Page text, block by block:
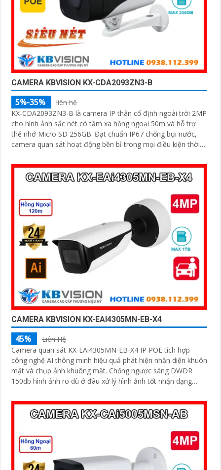
CAMERA KBVISION KX-CDA2093ZN3-B
5%-35%
liên hệ
KX-CDA2093ZN3-B là camera IP thân cố định ngoài trời 2MP
cho hình ảnh sắc nét có tầm xa hồng ngoại 50m và hỗ trợ
thẻ nhớ Micro SD 256GB. Đạt chuẩn IP67 chống bụi nước,
camera quan sát hoạt động bền bỉ trong mọi điều kiện thời
CAMERA KBVISION KX-EAI4305MN-EB-X4
45%
Liên Hệ
Camera quan sát KX-EAi4305MN-EB-X4 IP POE tích hợp
công nghệ AI thông minh hiệu quả phát hiện nhận diện khuôn
mặt và chụp ảnh khuông mặt. Chống ngược sáng DWDR
150db hình ảnh rõ dù ở đâu xử lý hình ảnh tốt nhận dạng